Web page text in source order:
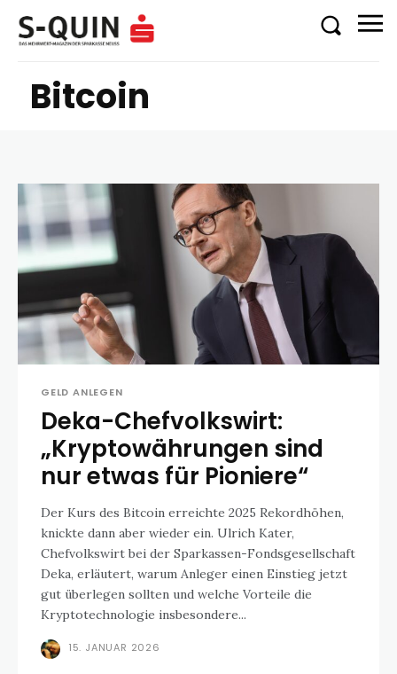
Bitcoin
GELD ANLEGEN
Deka-Chefvolkswirt:
„Kryptowährungen sind
nur etwas für Pioniere“
Der Kurs des Bitcoin erreichte 2025 Rekordhöhen,
knickte dann aber wieder ein. Ulrich Kater,
Chefvolkswirt bei der Sparkassen-Fondsgesellschaft
Deka, erläutert, warum Anleger einen Einstieg jetzt
gut überlegen sollten und welche Vorteile die
Kryptotechnologie insbesondere...
15. JANUAR 2026